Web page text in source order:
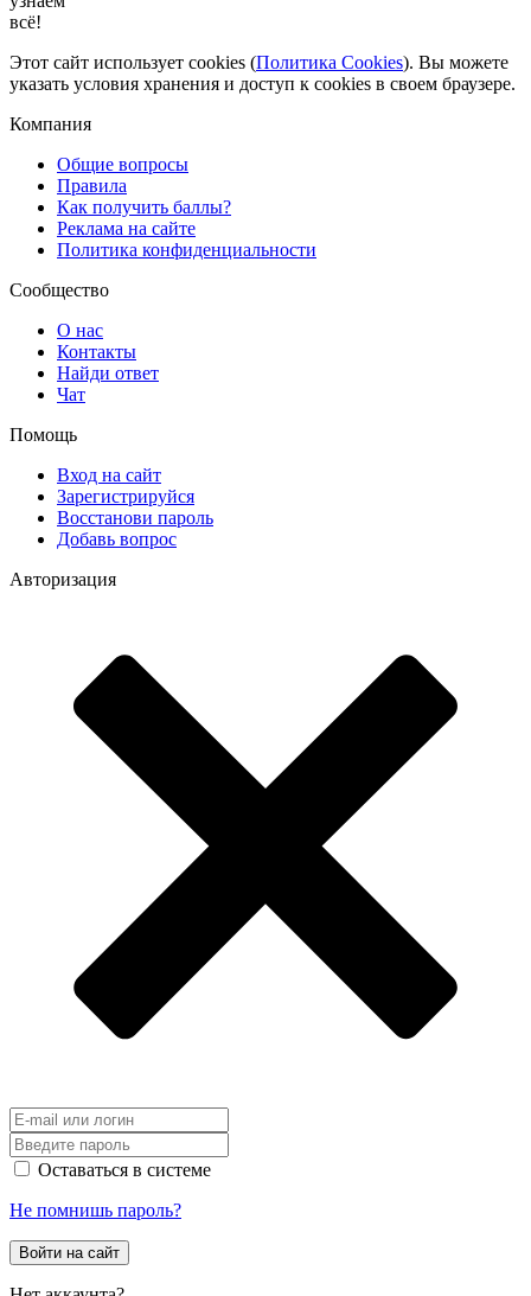
всё!
Этот сайт использует cookies (Политика Cookies). Вы можете
указать условия хранения и доступ к cookies в своем браузере.
Компания
Общие вопросы
Правила
Как получить баллы?
Реклама на сайте
Политика конфиденциальности
Сообщество
О нас
Контакты
Найди ответ
Чат
Помощь
Вход на сайт
Зарегистрируйся
Восстанови пароль
Добавь вопрос
Авторизация
Оставаться в системе
Не помнишь пароль?
Войти на сайт